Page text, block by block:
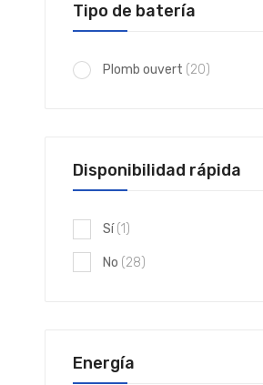
Tipo de batería
Plomb ouvert 20
elementos
Disponibilidad rápida
Sí 1
artículo
No 28
elementos
Energía